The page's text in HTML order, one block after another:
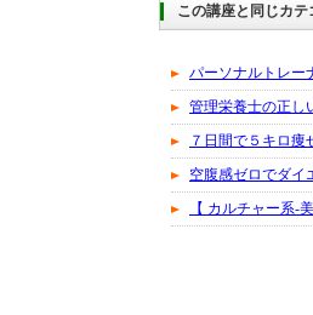
この講座と同じカテ
パーソナルトレ
管理栄養士の正し
７日間で５キロ
空腹感ゼロでダイ
【 カルチャー系-